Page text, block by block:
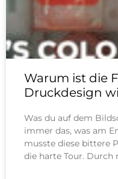
Warum ist die
Druckdesign
Was du auf dem
immer das, was am
musste diese bittere
die harte Tour. Durch